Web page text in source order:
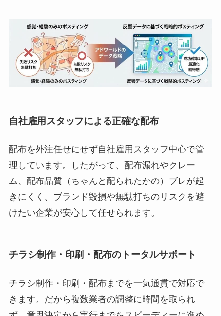
自社雇用スタッフによる正確な配布
配布を外注任せにせず自社雇用スタッフ中心で管
理しています。したがって、配布漏れやクレー
ム、配布品質（ちゃんと配られたかの）ブレが起
きにくく、ブランド毀損や無駄打ちのリスクを避
けたい企業が安心して任せられます。
チラシ制作・印刷・配布のトータルサポート
チラシ制作・印刷・配布までを一気通貫で対応で
きます。だから複数業者の調整に時間を取られ